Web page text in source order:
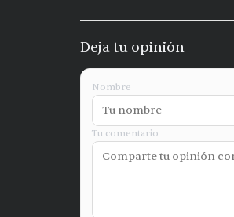
Deja tu opinión
Nombre
Tu comentario